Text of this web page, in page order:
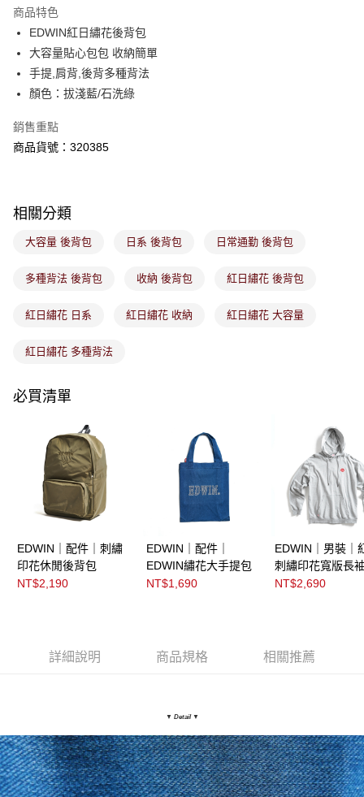
購買商品的店家。未經商家同意取消之訂單仍視為有效，需透過AFTEE先享
後付繳納相關費用。
※ 交易是否成功請以「AFTEE先享後付 」之結帳頁面顯示為準，若有關於
是否繳費成功／繳費後需取消欲退款等相關疑問，請聯繫「AFTEE先享後付
客戶支援中心」https://netprotections.freshdesk.com/support/home
１．透過由恩沛科技股份有限公司提供之「AFTEE先享後付」服務完成之交
易，需依本服務之必要範圍內提供個人資料，並將交易相關給付款項請求債
權轉讓予恩沛科技股份有限公司。
「AFTEE先享後付」，若未經同意申辦者引起之損失，本公司不負相關責
任。
４．使用「AFTEE先享後付」時，將依據個別帳號之用戶狀況，依本公司即
時審查核予不同之上限額度；若仍有額度不足之情形，本公司將視審查結果
５．嚴禁一人註冊多個帳號或使用他人資訊註冊。若發現惡意使用之情形，
免運費
付款後萊爾富取貨
免運費
7-11取貨付款
免運費
付款後7-11取貨
免運費
免運費
商品特色
EDWIN紅日繡花後背包
大容量貼心包包 收納簡單
手提,肩背,後背多種背法
顏色：拔淺藍/石洗綠
銷售重點
商品貨號：320385
相關分類
大容量 後背包 日系 後背包 日常通勤 後背包
多種背法 後背包 收納 後背包 紅日繡花 後背包
紅日繡花 日系 紅日繡花 收納 紅日繡花 大容量
紅日繡花 多種背法
必買清單
EDWIN｜配件｜刺繡
印花休閒後背包
NT$2,190
EDWIN｜配件｜
EDWIN繡花大手提包
NT$1,690
EDWIN｜男裝｜
刺繡印花寬版長
T恤
NT$2,690
詳細說明 商品規格 相關推薦
▼ Detail ▼